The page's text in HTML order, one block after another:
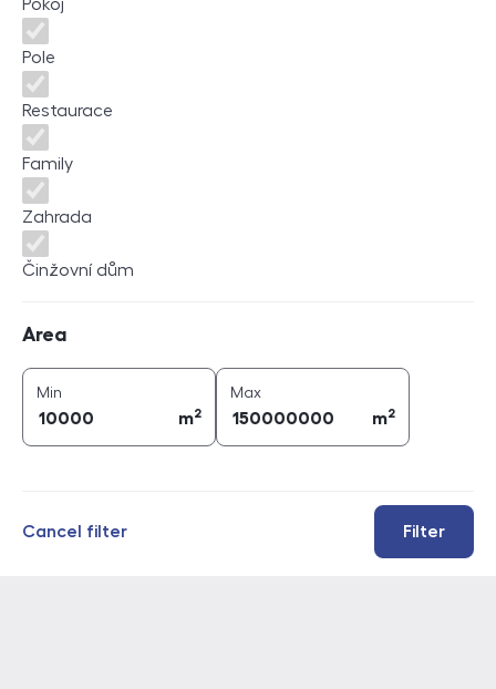
Pokoj
Pole
Restaurace
Family
Zahrada
Činžovní dům
Area
Min
m2
Maxarea (
m2
Filter
Cancel filter